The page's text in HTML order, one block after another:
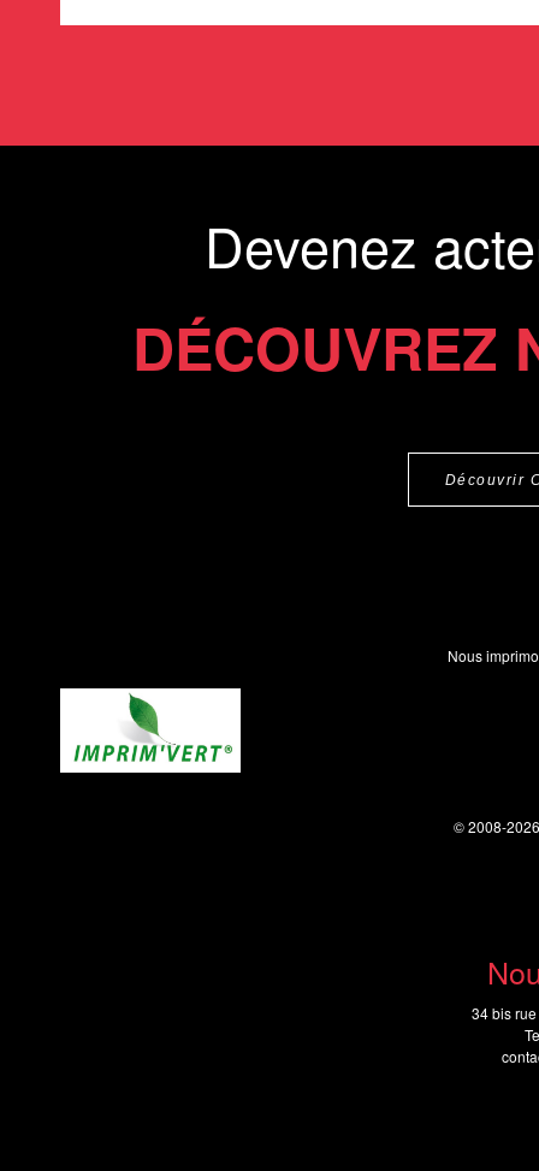
Devenez
DÉCOUVREZ
Découvrir
34 bis
Nous
© 2008-